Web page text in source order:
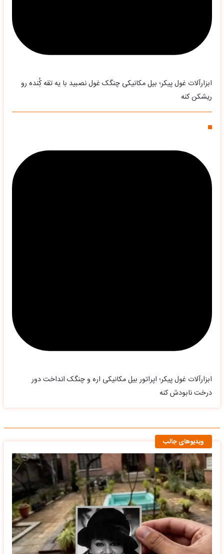
ابزارآلات غول پیکر؛ بیل مکانیکی چنگک غول نصبید با یه تقه کُِنده رو
ریشکن کنه
ابزارآلات غول پیکر؛ اپراتور بیل مکانیکی اره و چنگک انداخت دور
درخت نابودش کنه
ویدیوهای جالب